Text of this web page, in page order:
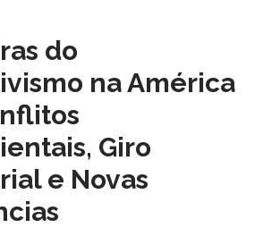
do
na América
Giro
e Novas